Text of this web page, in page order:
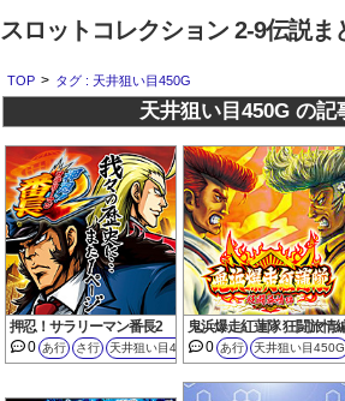
スロットコレクション 2-9伝説ま
TOP > タグ : 天井狙い目450G
天井狙い目450G の記
押忍！サラリーマン番長2
0 あ行 さ行 天井狙い目450G
鬼浜爆走紅蓮隊 狂闘旅情
0 あ行 天井狙い目450G